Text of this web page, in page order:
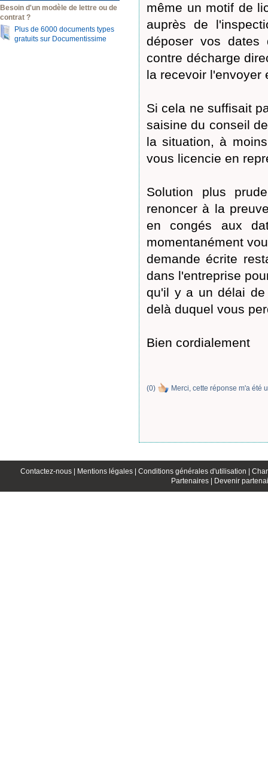
Besoin d'un modèle de lettre ou de
contrat ?
Plus de 6000 documents types
gratuits sur Documentissime
même un motif de
auprès de
déposer vos dates
contre décharge
la recevoir l'envoyer
Si cela ne suffisait
saisine du conseil
la situation, à
vous licencie en
Solution plus
renoncer à la
en congés aux
momentanément
demande écrite
dans l'entreprise
qu'il y a un délai de
delà duquel vous
Bien cordialement
(0) Merci, cette réponse m'a été
Contactez-nous | Mentions légales | Conditions générales d'utilisation |
Partenaires |
Devenir